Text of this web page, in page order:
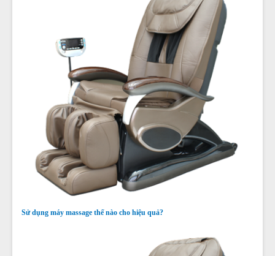
Sử dụng máy massage thế nào cho hiệu quả?